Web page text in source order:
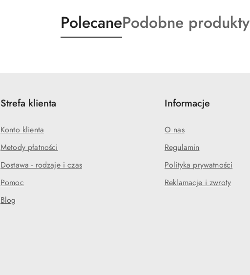
Produkty
o
PolecaneProdukty
o
Podobne produkty
Strefa klienta
Konto klienta
Metody płatności
Dostawa - rodzaje i czas
Pomoc
Blog
Informacje
O nas
Regulamin
Polityka prywatności
Reklamacje i zwroty